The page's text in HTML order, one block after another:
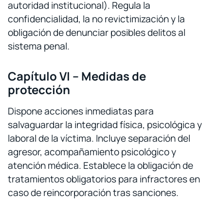
autoridad institucional). Regula la
confidencialidad, la no revictimización y la
obligación de denunciar posibles delitos al
sistema penal.
Capítulo VI – Medidas de
protección
Dispone acciones inmediatas para
salvaguardar la integridad física, psicológica y
laboral de la víctima. Incluye separación del
agresor, acompañamiento psicológico y
atención médica. Establece la obligación de
tratamientos obligatorios para infractores en
caso de reincorporación tras sanciones.